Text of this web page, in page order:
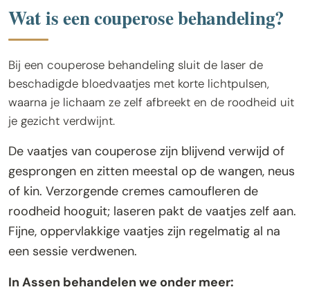
Wat is een couperose behandeling?
Bij een couperose behandeling sluit de laser de
beschadigde bloedvaatjes met korte lichtpulsen,
waarna je lichaam ze zelf afbreekt en de roodheid uit
je gezicht verdwijnt.
De vaatjes van couperose zijn blijvend verwijd of
gesprongen en zitten meestal op de wangen, neus
of kin. Verzorgende cremes camoufleren de
roodheid hooguit; laseren pakt de vaatjes zelf aan.
Fijne, oppervlakkige vaatjes zijn regelmatig al na
een sessie verdwenen.
In Assen behandelen we onder meer: